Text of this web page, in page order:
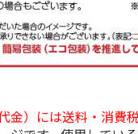
金）には送料・消費